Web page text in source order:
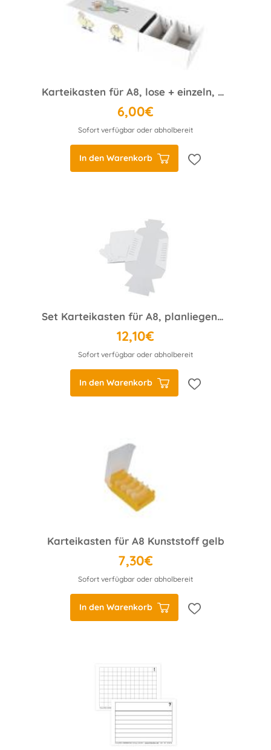
Karteikasten für A8, lose + einzeln, unbedruckt, fertig montiert
6,00€
Sofort verfügbar oder abholbereit
In den Warenkorb
Set Karteikasten für A8, planliegend, unbedruckt 5 Stück
12,10€
Sofort verfügbar oder abholbereit
In den Warenkorb
Karteikasten für A8 Kunststoff gelb
7,30€
Sofort verfügbar oder abholbereit
In den Warenkorb